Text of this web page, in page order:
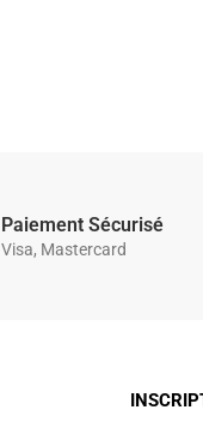
Paiement Sécurisé
Visa, Mastercard